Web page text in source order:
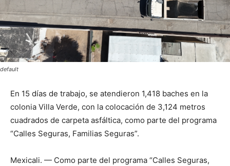
default
En 15 días de trabajo, se atendieron 1,418 baches en la
colonia Villa Verde, con la colocación de 3,124 metros
cuadrados de carpeta asfáltica, como parte del programa
“Calles Seguras, Familias Seguras”.
Mexicali. — Como parte del programa “Calles Seguras,